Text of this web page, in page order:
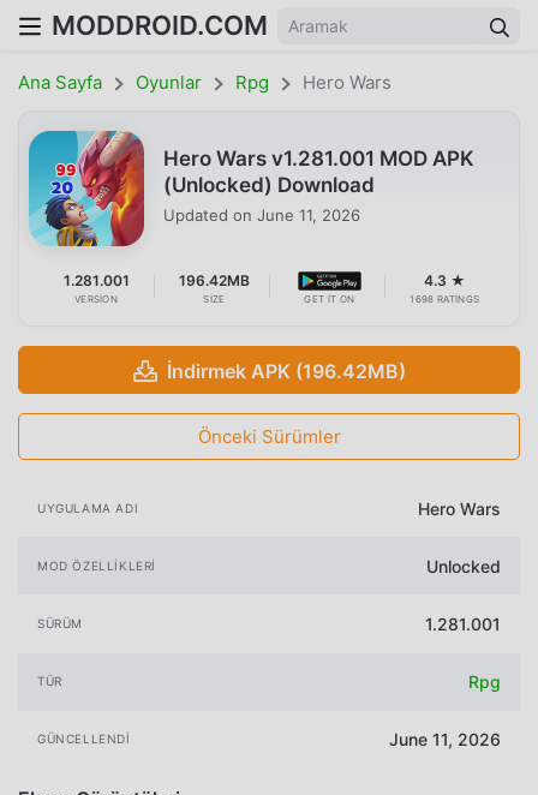
MODDROID.COM
Ana Sayfa Oyunlar Rpg Hero Wars
Hero Wars v1.281.001 MOD APK
(Unlocked) Download
Updated on June 11, 2026
1.281.001
VERSION
196.42MB
SIZE GET IT ON
4.3 ★
1698 RATINGS
İndirmek APK (196.42MB)
Önceki Sürümler
UYGULAMA ADI Hero Wars
MOD ÖZELLIKLERI Unlocked
SÜRÜM 1.281.001
TÜR Rpg
GÜNCELLENDI June 11, 2026